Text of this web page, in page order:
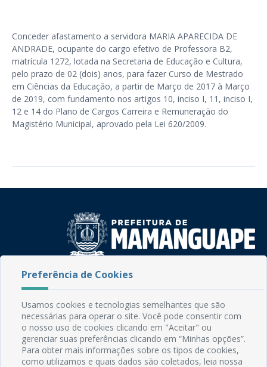
Conceder afastamento a servidora MARIA APARECIDA DE
ANDRADE, ocupante do cargo efetivo de Professora B2,
matrícula 1272, lotada na Secretaria de Educação e Cultura,
pelo prazo de 02 (dois) anos, para fazer Curso de Mestrado
em Ciências da Educação, a partir de Março de 2017 à Março
de 2019, com fundamento nos artigos 10, inciso I, 11, inciso I,
12 e 14 do Plano de Cargos Carreira e Remuneração do
Magistério Municipal, aprovado pela Lei 620/2009.
Rua do Imperador, 78, Centro
CEP: 58.280-000 - Mamanguape/PB
Fone: (83) 3292-2246
Email: comunicacao@mamanguape.pb.gov.br
Expediente: Segunda à Sexta, das 08h às 13h
Mapa do Site
Preferência de Cookies
Usamos cookies e tecnologias semelhantes que são
necessárias para operar o site. Você pode consentir com
o nosso uso de cookies clicando em "Aceitar" ou
gerenciar suas preferências clicando em “Minhas opções”.
Para obter mais informações sobre os tipos de cookies,
como utilizamos e quais dados são coletados, leia nossa